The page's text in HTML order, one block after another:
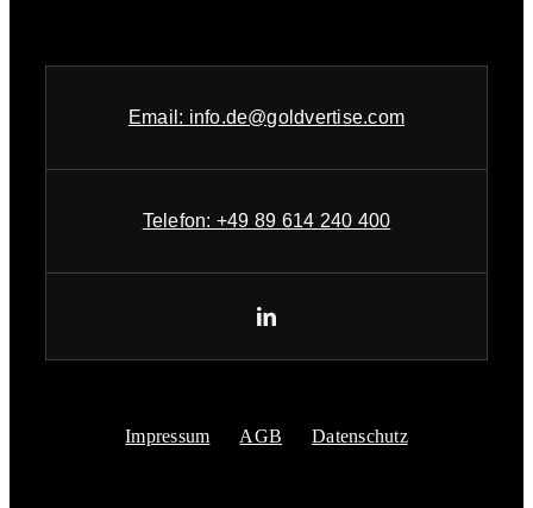
Email: info.de@goldvertise.com
Telefon: +49 89 614 240 400
Impressum AGB Datenschutz